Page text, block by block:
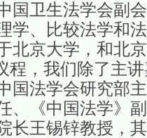
国卫生法学会副
学、比较法学和
北京大学，和北
我们除了主讲嘉
国法学会研究部
、《中国法学》
长王锡锌教授，